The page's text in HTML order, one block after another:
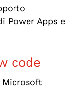
Power Apps e
code